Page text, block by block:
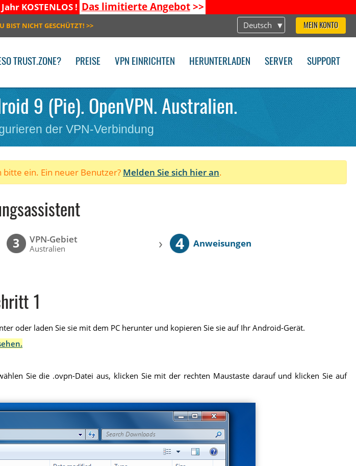
KOSTENLOS ! Das limitierte Angebot>>
Deutsch MEIN KONTO
BIST NICHT GESCHÜTZT! >>
TRUST.ZONE? PREISE VPN EINRICHTEN HERUNTERLADEN SERVER SUPPORT
9 (Pie). OpenVPN. Australien.
der VPN-Verbindung
bitte ein. Ein neuer Benutzer? Melden Sie sich hier an.
3 VPN-Gebiet
Australien › 4 Anweisungen
1
oder laden Sie sie mit dem PC herunter und kopieren Sie sie auf Ihr Android-Gerät.
Sie die .ovpn-Datei aus, klicken Sie mit der rechten Maustaste darauf und klicken Sie auf